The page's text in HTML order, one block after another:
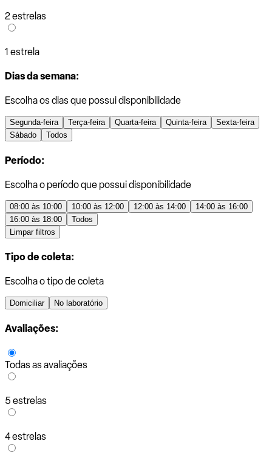
2 estrelas
1 estrela
Dias da semana:
Escolha os dias que possui disponibilidade
Segunda-feira Terça-feira Quarta-feira Quinta-feira
Sexta-feira
Sábado
Todos
Período:
Escolha o período que possui disponibilidade
08:00 às 10:00 10:00 às 12:00 12:00 às 14:00
14:00 às 16:00
16:00 às 18:00
Todos
Limpar filtros
Tipo de coleta:
Escolha o tipo de coleta
Domiciliar No laboratório
Avaliações:
Todas as avaliações
5 estrelas
4 estrelas